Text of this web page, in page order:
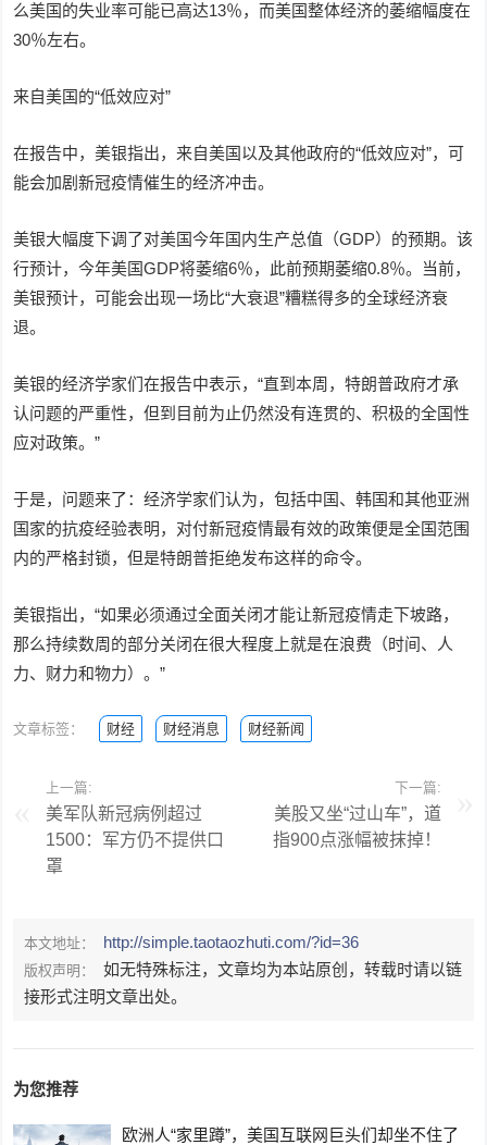
么美国的失业率可能已高达13％，而美国整体经济的萎缩幅度在
30％左右。
来自美国的“低效应对”
在报告中，美银指出，来自美国以及其他政府的“低效应对”，可
能会加剧新冠疫情催生的经济冲击。
美银大幅度下调了对美国今年国内生产总值（GDP）的预期。该
行预计，今年美国GDP将萎缩6％，此前预期萎缩0.8％。当前，
美银预计，可能会出现一场比“大衰退”糟糕得多的全球经济衰
退。
美银的经济学家们在报告中表示，“直到本周，特朗普政府才承
认问题的严重性，但到目前为止仍然没有连贯的、积极的全国性
应对政策。”
于是，问题来了：经济学家们认为，包括中国、韩国和其他亚洲
国家的抗疫经验表明，对付新冠疫情最有效的政策便是全国范围
内的严格封锁，但是特朗普拒绝发布这样的命令。
美银指出，“如果必须通过全面关闭才能让新冠疫情走下坡路，
那么持续数周的部分关闭在很大程度上就是在浪费（时间、人
力、财力和物力）。”
文章标签： 财经 财经消息 财经新闻
上一篇:
美军队新冠病例超过
1500：军方仍不提供口
罩
下一篇:
美股又坐“过山车”，道
指900点涨幅被抹掉！
本文地址： http://simple.taotaozhuti.com/?id=36
版权声明：
如无特殊标注，文章均为本站原创，转载时请以链
接形式注明文章出处。
为您推荐
欧洲人“家里蹲”，美国互联网巨头们却坐不住了